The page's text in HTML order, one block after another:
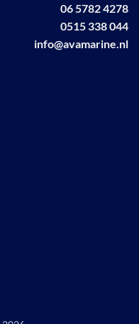
06 5782 4278
0515 338 044
info@avamarine.nl